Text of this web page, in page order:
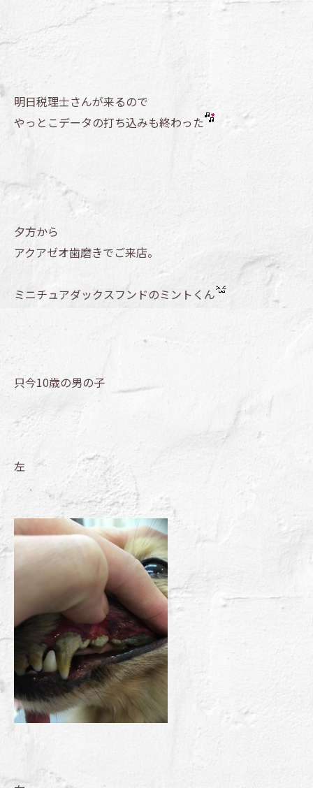
明日税理士さんが来るので
やっとこデータの打ち込みも終わった
夕方から
アクアゼオ歯磨きでご来店。
ミニチュアダックスフンドのミントくん
只今10歳の男の子
左